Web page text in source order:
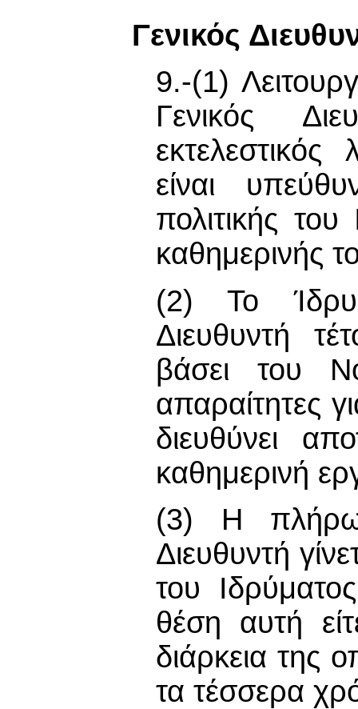
Γενικός
9.-(1)
Γενικός
είναι
πολιτικής
καθημερινής
(2) Το
Διευθυντή
βάσει του
απαραίτητες
διευθύνει
καθημερινή
(3) Η
Διευθυντή
του
θέση αυτή
διάρκεια της
τα τέσσερα